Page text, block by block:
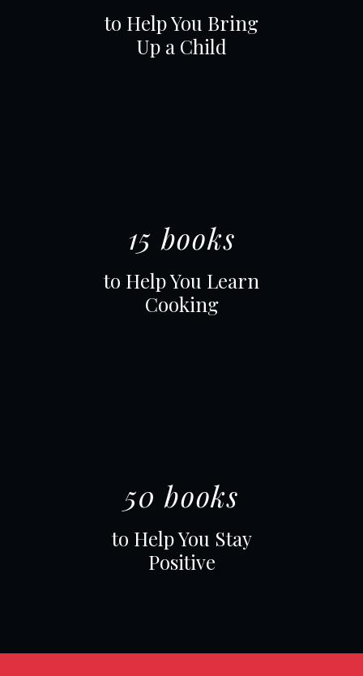
to Help You Bring
Up a Child
to Help You Learn
Cooking
15 books
to Help You Stay
Positive
50 books